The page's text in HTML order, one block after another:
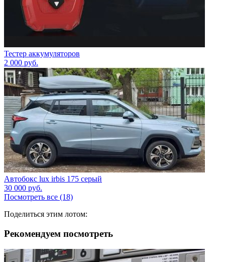
Тестер аккумуляторов
2 000 руб.
Автобокс lux irbis 175 серый
30 000 руб.
Посмотреть все (18)
Поделиться этим лотом:
Рекомендуем посмотреть